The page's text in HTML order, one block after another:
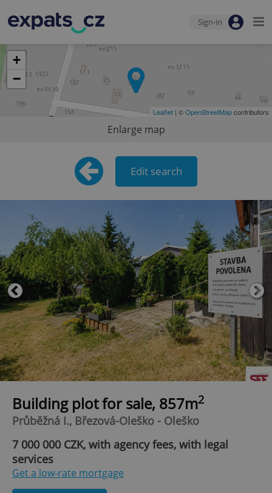
Sign-in
+
−
Leaflet | ©OpenStreetMapcontributors
Enlarge map
Edit search
Building plot for sale, 857m2
Průběžná I., Březová-Oleško - Oleško
7 000 000 CZK, with agency fees, with legal
services
Get a low-rate mortgage